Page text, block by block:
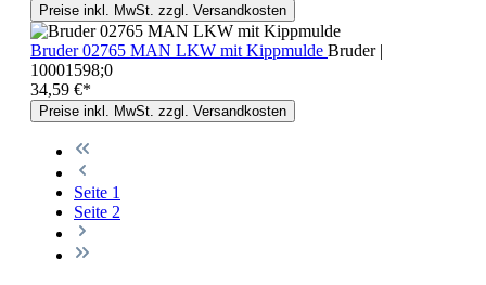
Preise inkl. MwSt. zzgl. Versandkosten
Bruder 02765 MAN LKW mit Kippmulde Bruder |
10001598;0
34,59 €*
Preise inkl. MwSt. zzgl. Versandkosten
Seite 1
Seite 2